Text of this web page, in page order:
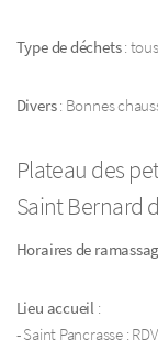
Type de déchets:
Divers: Bonnes
Plateau des
Saint Bernard
Horaires de
Lieu accueil :
- Saint Pancrasse :